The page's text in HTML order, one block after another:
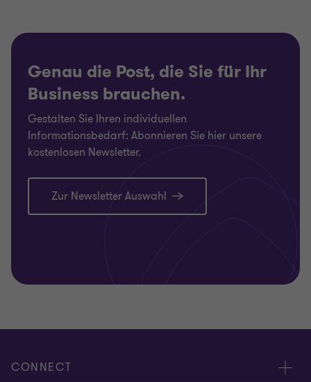
3
3
3
Genau die Post, die Sie für Ihr
Business brauchen.
Gestalten Sie Ihren individuellen
Informationsbedarf: Abonnieren Sie hier unsere
kostenlosen Newsletter.
Zur Newsletter Auswahl
CONNECT